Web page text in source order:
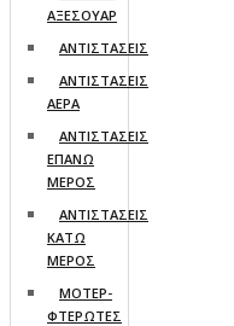
ΑΞΕΣΟΥΑΡ
ΑΝΤΙΣΤΑΣΕΙΣ
ΑΝΤΙΣΤΑΣΕΙΣ
ΑΕΡΑ
ΑΝΤΙΣΤΑΣΕΙΣ
ΕΠΑΝΩ
ΜΕΡΟΣ
ΑΝΤΙΣΤΑΣΕΙΣ
ΚΑΤΩ
ΜΕΡΟΣ
ΜΟΤΕΡ-
ΦΤΕΡΩΤΕΣ